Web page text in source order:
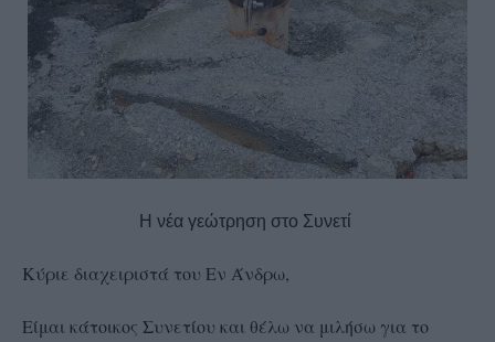
Η νέα γεώτρηση στο Συνετί
Κύριε διαχειριστά του Εν Άνδρω,
Είμαι κάτοικος Συνετίου και θέλω να μιλήσω για το